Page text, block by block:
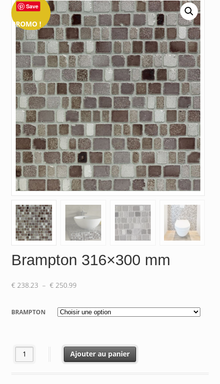
PROMO !
Save
Brampton 316×300 mm
€238.23 – €250.99Plage
prix :
€ 238.23
BRAMPTON
quantité de Brampton 316x300 mm
Ajouter au panier